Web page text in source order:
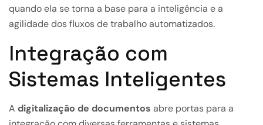
quando ela se torna a base para a inteligência e a
agilidade dos fluxos de trabalho automatizados.
Integração com
Sistemas Inteligentes
A digitalização de documentos abre portas para a